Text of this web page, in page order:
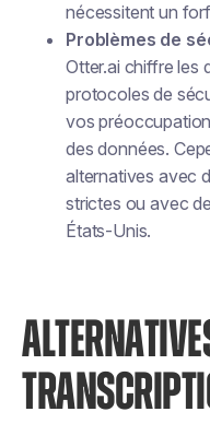
nécessitent un
Problèmes de
Otter.ai chiffre les
protocoles de
vos
des données.
alternatives avec
strictes ou avec
États-Unis.